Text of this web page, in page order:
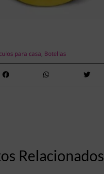
para casa, Botellas
Relacionados